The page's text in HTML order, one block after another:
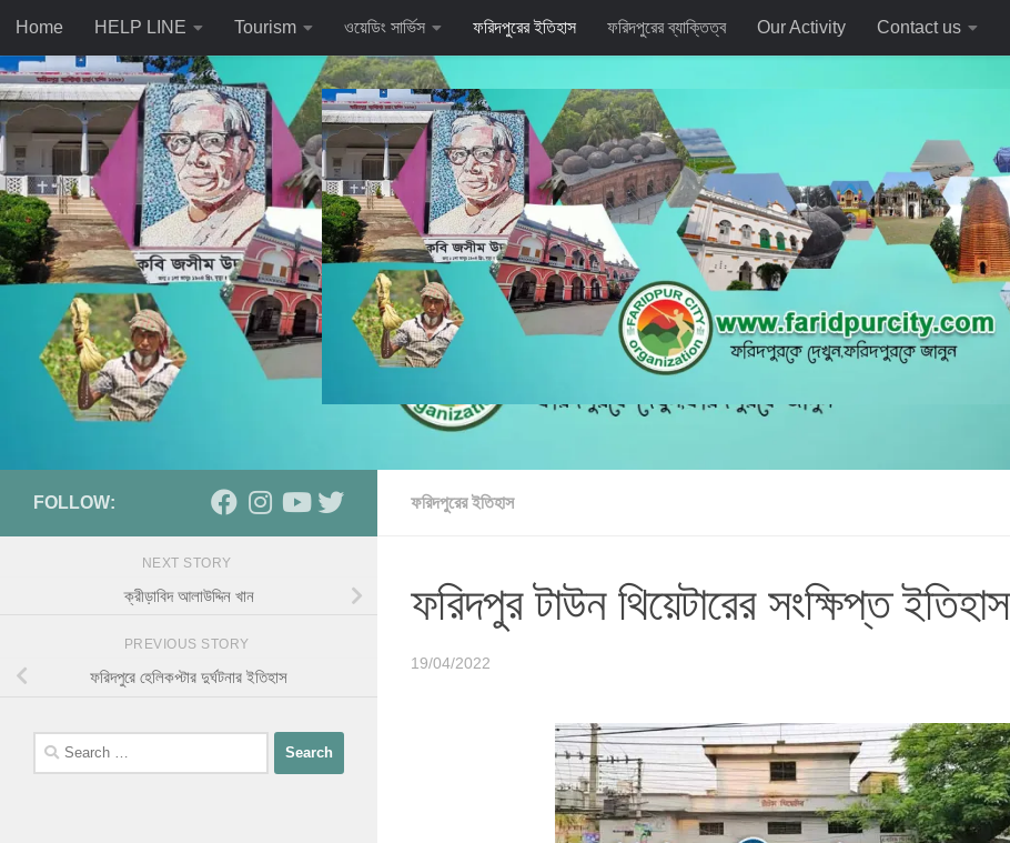
Skip to content
Home HELP LINE Tourism ওয়েডিং সার্ভিস ফরিদপুরের ইতিহাস ফরিদপুরের ব্যাক্তিত্ব Our Activity Contact us
ফরিদপুরের ইতিহাস
ফরিদপুর টাউন থিয়েটারের সংক্ষিপ্ত ইতিহাস
19/04/2022
FOLLOW:
NEXT STORY
ক্রীড়াবিদ আলাউদ্দিন খান
PREVIOUS STORY
ফরিদপুরে হেলিকপ্টার দুর্ঘটনার ইতিহাস